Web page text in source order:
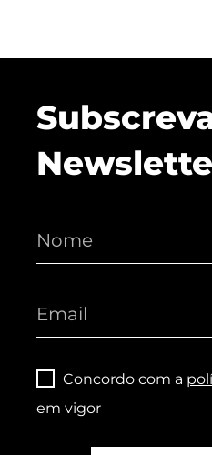
Concordo com a
em vigor